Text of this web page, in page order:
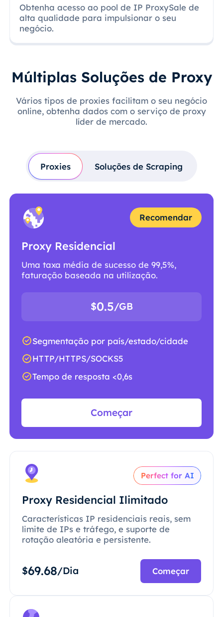
Obtenha acesso ao pool de IP ProxySale de
alta qualidade para impulsionar o seu
negócio.
Múltiplas Soluções de Proxy
Vários tipos de proxies facilitam o seu negócio
online, obtenha dados com o serviço de proxy
líder de mercado.
Proxies Soluções de Scraping
Recomendar
Proxy Residencial
Uma taxa média de sucesso de 99,5%,
faturação baseada na utilização.
$0.5/GB
Segmentação por país/estado/cidade
HTTP/HTTPS/SOCKS5
Tempo de resposta <0,6s
Começar
Perfect for AI
Proxy Residencial Ilimitado
Características IP residenciais reais, sem
limite de IPs e tráfego, e suporte de
rotação aleatória e persistente.
$69.68/Dia Começar